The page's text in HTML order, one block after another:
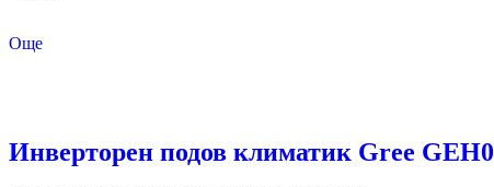
Още
Инверторен подов климатик Gree